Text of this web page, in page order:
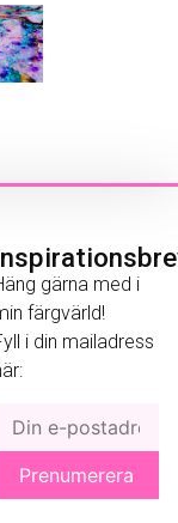
gärna med i
färgvärld!
i din mailadress